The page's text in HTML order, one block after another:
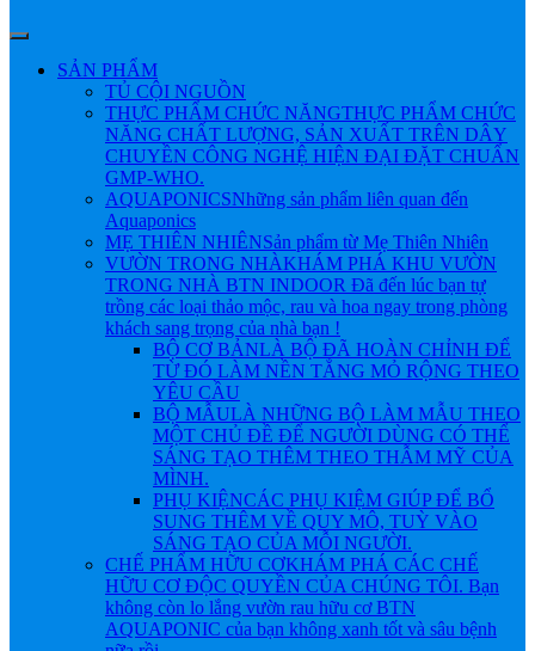
SẢN PHẨM
TỦ CỘI NGUỒN
THỰC PHẨM CHỨC NĂNGTHỰC PHẨM CHỨC
NĂNG CHẤT LƯỢNG, SẢN XUẤT TRÊN DÂY
CHUYỀN CÔNG NGHỆ HIỆN ĐẠI ĐẶT CHUẨN
GMP-WHO.
AQUAPONICSNhững sản phẩm liên quan đến
Aquaponics
MẸ THIÊN NHIÊNSản phẩm từ Mẹ Thiên Nhiên
VƯỜN TRONG NHÀKHÁM PHÁ KHU VƯỜN
TRONG NHÀ BTN INDOOR Đã đến lúc bạn tự
trồng các loại thảo mộc, rau và hoa ngay trong phòng
khách sang trọng của nhà bạn !
BỘ CƠ BẢNLÀ BỘ ĐÃ HOÀN CHỈNH ĐỂ
TỪ ĐÓ LÀM NỀN TẲNG MỎ RỘNG THEO
YÊU CẦU
BỘ MẪULÀ NHỮNG BỘ LÀM MẪU THEO
MỘT CHỦ ĐỀ ĐỂ NGƯỜI DÙNG CÓ THỂ
SÁNG TẠO THÊM THEO THẪM MỸ CỦA
MÌNH.
PHỤ KIỆNCÁC PHỤ KIỆM GIÚP ĐỂ BỔ
SUNG THÊM VỀ QUY MÔ, TUỲ VÀO
SÁNG TẠO CỦA MỖI NGƯỜI.
CHẾ PHẨM HỮU CƠKHÁM PHÁ CÁC CHẾ
HỮU CƠ ĐỘC QUYỀN CỦA CHÚNG TÔI. Bạn
không còn lo lắng vườn rau hữu cơ BTN
AQUAPONIC của bạn không xanh tốt và sâu bệnh